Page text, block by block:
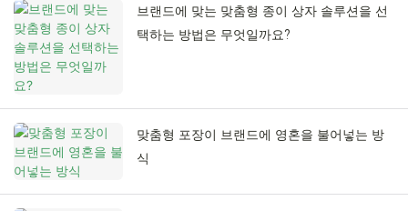
브랜드에 맞는 맞춤형 종이 상자 솔루션을 선
택하는 방법은 무엇일까요?
맞춤형 포장이 브랜드에 영혼을 불어넣는 방
식